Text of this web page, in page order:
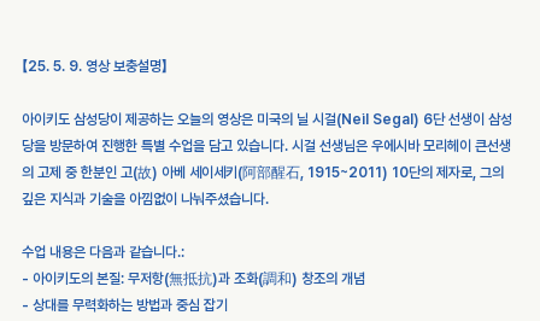
【25. 5. 9. 영상 보충설명】
아이키도 삼성당이 제공하는 오늘의 영상은 미국의 닐 시걸(Neil Segal) 6단 선생이 삼성
당을 방문하여 진행한 특별 수업을 담고 있습니다. 시걸 선생님은 우에시바 모리헤이 큰선생
의 고제 중 한분인 고(故) 아베 세이세키(阿部醒石, 1915~2011) 10단의 제자로, 그의
깊은 지식과 기술을 아낌없이 나눠주셨습니다.
수업 내용은 다음과 같습니다.:
- 아이키도의 본질: 무저항(無抵抗)과 조화(調和) 창조의 개념
- 상대를 무력화하는 방법과 중심 잡기